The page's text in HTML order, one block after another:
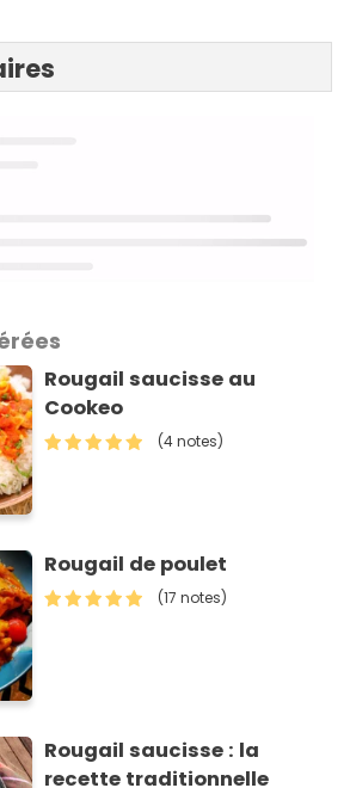
Rougail saucisse au
Cookeo
(4 notes)
Rougail de poulet
(17 notes)
Rougail saucisse : la
recette traditionnelle